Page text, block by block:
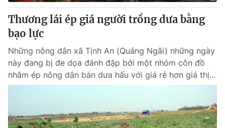
Thương lái ép giá người trồng dưa bằng
bạo lực
Những nông dân xã Tịnh An (Quảng Ngãi) những ngày
này đang bị đe dọa đánh đập bởi một nhóm côn đồ
nhằm ép nông dân bán dưa hấu với giá rẻ hơn giá thị...